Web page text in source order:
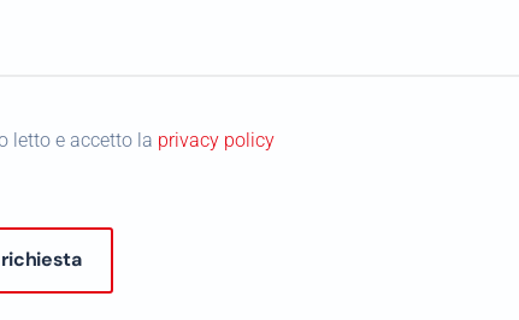
letto e accetto la privacy policy